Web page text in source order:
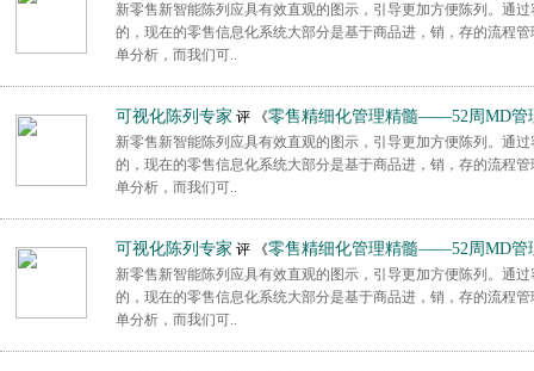
新零售新智能陈列应具有效直观的图示，引导更加方便陈列。通
的，现在的零售信息化系统大部分是基于商品进，销，存的流程
单分析，而我们可..
可视化陈列专家 评 《零售精细化管理精髓——52周MD管
新零售新智能陈列应具有效直观的图示，引导更加方便陈列。通
的，现在的零售信息化系统大部分是基于商品进，销，存的流程
单分析，而我们可..
可视化陈列专家 评 《零售精细化管理精髓——52周MD管
新零售新智能陈列应具有效直观的图示，引导更加方便陈列。通
的，现在的零售信息化系统大部分是基于商品进，销，存的流程
单分析，而我们可..